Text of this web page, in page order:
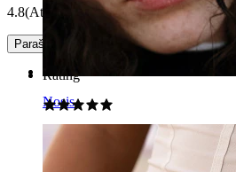
Nosis
4.8(Atsiliepimų: 5)
Parašyti įvertinimą
Rating
puikus